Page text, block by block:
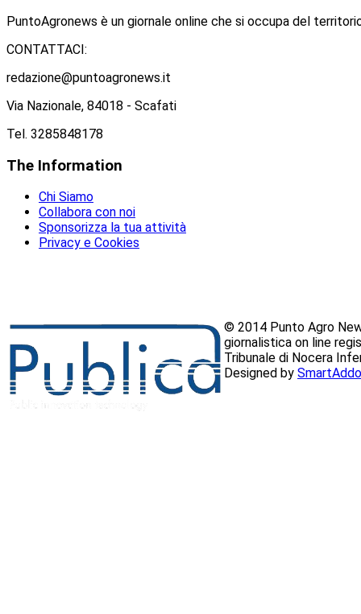
PuntoAgronews è un giornale online che si occupa del
CONTATTACI:
redazione@puntoagronews.it
Via Nazionale, 84018 - Scafati
Tel. 3285848178
The Information
Chi Siamo
Collabora con noi
Sponsorizza la tua attività
Privacy e Cookies
© 2014 Punto Agro
giornalistica on line
Tribunale di Nocera
Designed by